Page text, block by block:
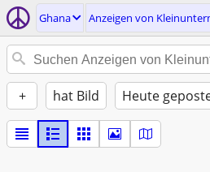
Ghana Anzeigen von
+ hat Bild Heute